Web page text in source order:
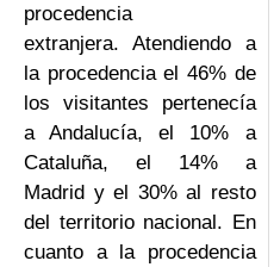
procedencia
extranjera. Atendiendo a
la procedencia el 46% de
los visitantes pertenecía
a Andalucía, el 10% a
Cataluña, el 14% a
Madrid y el 30% al resto
del territorio nacional. En
cuanto a la procedencia